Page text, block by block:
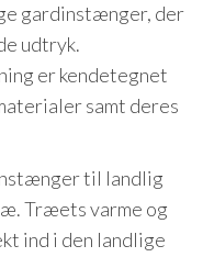
gardinstænger, der
udtryk.
er kendetegnet
samt deres
til landlig
Træets varme og
ind i den landlige